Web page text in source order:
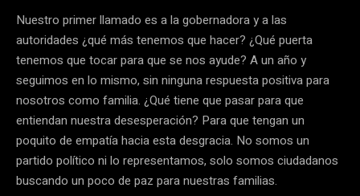
Nuestro primer llamado es a la gobernadora y a las
autoridades ¿qué más tenemos que hacer? ¿Qué puerta
tenemos que tocar para que se nos ayude? A un año y
seguimos en lo mismo, sin ninguna respuesta positiva para
nosotros como familia. ¿Qué tiene que pasar para que
entiendan nuestra desesperación? Para que tengan un
poquito de empatía hacia esta desgracia. No somos un
partido político ni lo representamos, solo somos ciudadanos
buscando un poco de paz para nuestras familias.